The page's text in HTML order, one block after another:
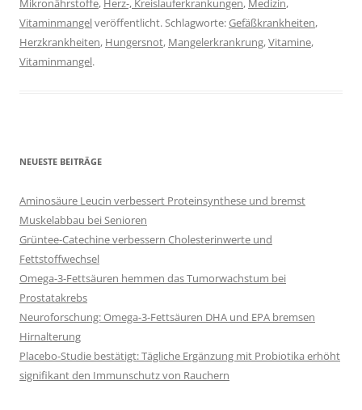
Mikronährstoffe, Herz-, Kreislauferkrankungen, Medizin,
Vitaminmangelveröffentlicht. Schlagworte:Gefäßkrankheiten,
Herzkrankheiten, Hungersnot, Mangelerkrankrung,Vitamine,
Vitaminmangel.
NEUESTE BEITRÄGE
Aminosäure Leucin verbessert Proteinsynthese und bremst
Muskelabbau bei Senioren
Grüntee-Catechine verbessern Cholesterinwerte und
Fettstoffwechsel
Omega-3-Fettsäuren hemmen das Tumorwachstum bei
Prostatakrebs
Neuroforschung: Omega-3-Fettsäuren DHA und EPA bremsen
Hirnalterung
Placebo-Studie bestätigt: Tägliche Ergänzung mit Probiotika erhöht
signifikant den Immunschutz von Rauchern